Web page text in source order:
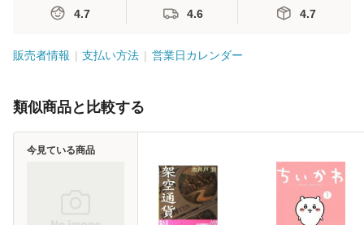
4.7 4.6 4.7
販売者情報 支払い方法 営業日カレンダー
類似商品と比較する
今見ている商品